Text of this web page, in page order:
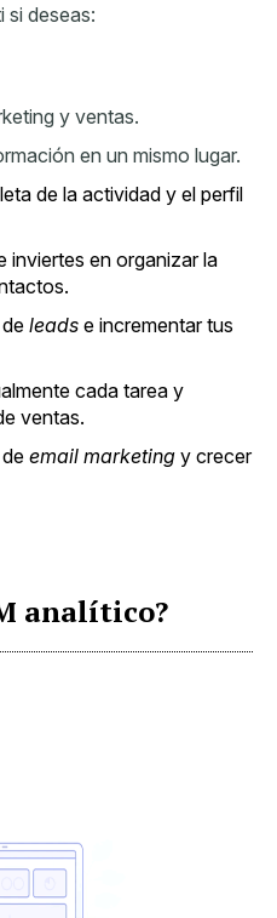
si deseas:
y ventas.
en un mismo lugar.
de la actividad y el perfil
inviertes en organizar la
leads e incrementar tus
cada tarea y
ventas.
email marketing y crecer
analítico?